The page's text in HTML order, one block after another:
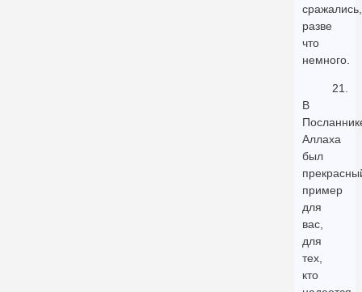
сражались,
разве
что
немного.
21.
В
Аллаха
был
пример
для
вас,
для
тех,
кто